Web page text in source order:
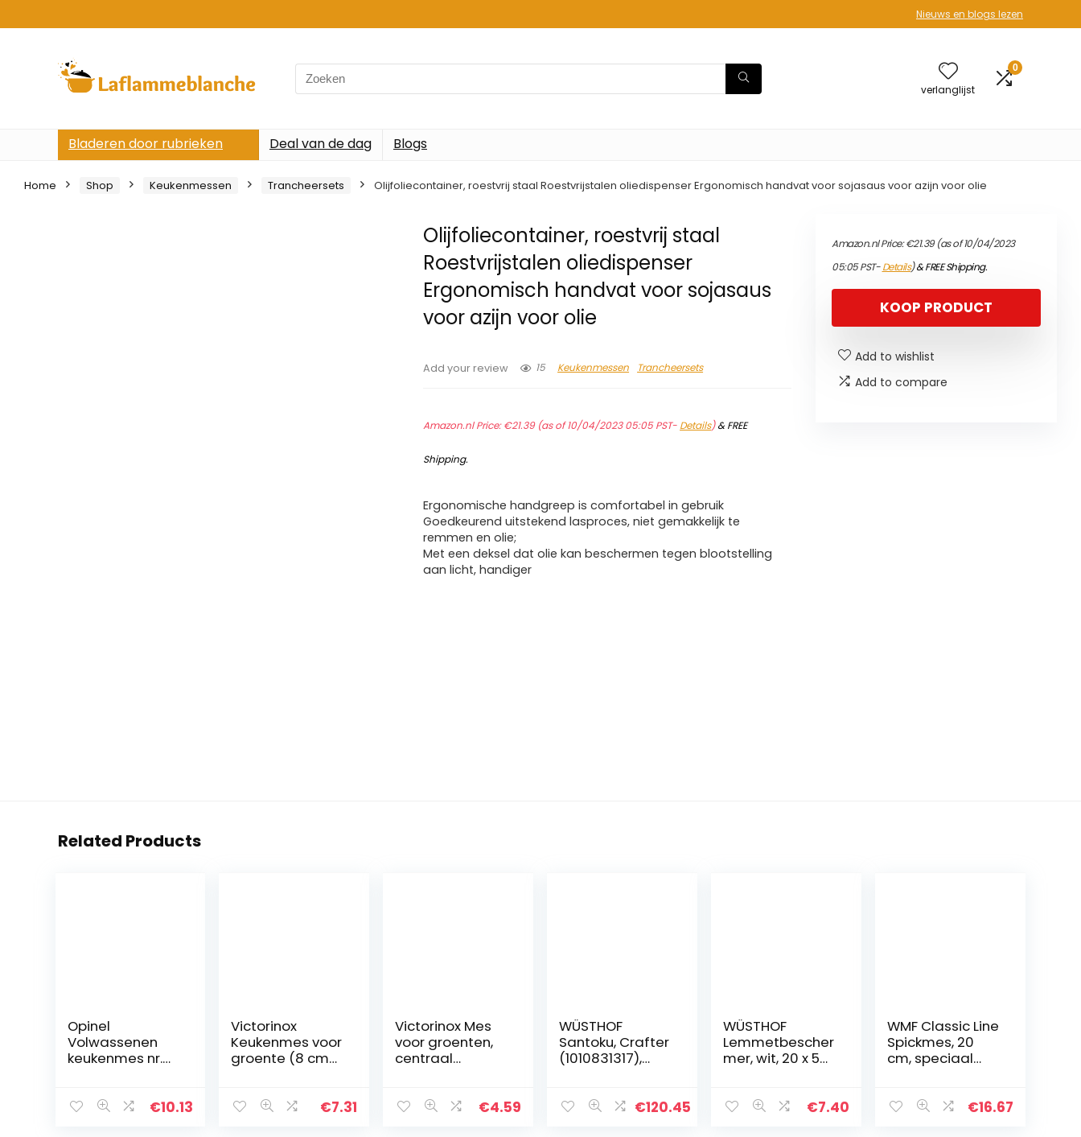
Nieuws en blogs lezen
Search
for:
verlanglijst
0
Bladeren door rubrieken Deal van de dag Blogs
Home Shop Keukenmessen Trancheersets Olijfoliecontainer, roestvrij staal Roestvrijstalen oliedispenser Ergonomisch handvat voor sojasaus voor azijn voor olie
Olijfoliecontainer, roestvrij staal
Roestvrijstalen oliedispenser
Ergonomisch handvat voor sojasaus
voor azijn voor olie
Add your review 15 Keukenmessen Trancheersets
Amazon.nl Price:€21.39(as of 10/04/2023 05:05 PST- Details)&FREE
Shipping.
Ergonomische handgreep is comfortabel in gebruik
Goedkeurend uitstekend lasproces, niet gemakkelijk te
remmen en olie;
Met een deksel dat olie kan beschermen tegen blootstelling
aan licht, handiger
Amazon.nl Price:€21.39(as of 10/04/2023
05:05 PST-Details)&FREE Shipping.
KOOP PRODUCT
Add to wishlist
Add to compare
Related Products
Opinel
Volwassenen
keukenmes nr.
zaagtanden,€10.13
Victorinox
Keukenmes voor
groente (8 cm
middelpunt,
€7.31
Victorinox Mes
voor groenten,
centraal
€4.59
WÜSTHOF
Santoku, Crafter
(1010831317),
cullgeslepen,
€120.45
WÜSTHOF
Lemmetbescher
mer, wit, 20 x 5
€7.40
WMF Classic Line
Spickmes, 20
cm, speciaal
handvat,
€16.67